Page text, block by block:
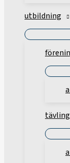
utbildning